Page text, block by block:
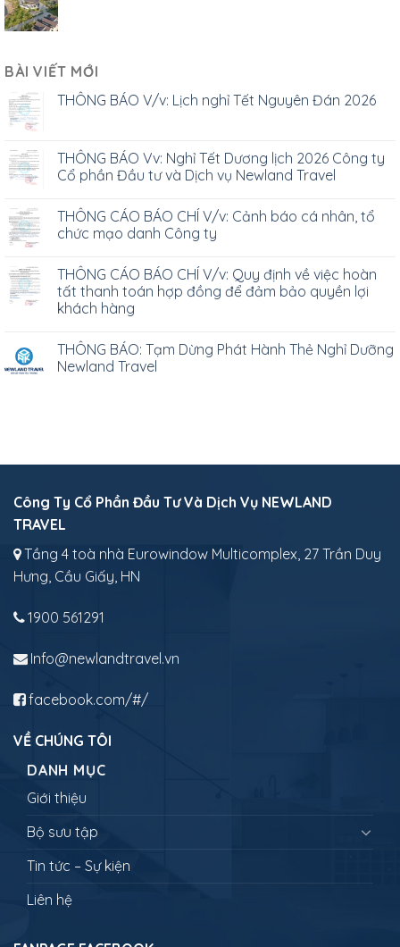
BÀI VIẾT MỚI
THÔNG BÁO V/v: Lịch nghỉ Tết Nguyên Đán 2026
THÔNG BÁO Vv: Nghỉ Tết Dương lịch 2026 Công ty
Cổ phần Đầu tư và Dịch vụ Newland Travel
THÔNG CÁO BÁO CHÍ V/v: Cảnh báo cá nhân, tổ
chức mạo danh Công ty
THÔNG CÁO BÁO CHÍ V/v: Quy định về việc hoàn
tất thanh toán hợp đồng để đảm bảo quyền lợi
khách hàng
THÔNG BÁO: Tạm Dừng Phát Hành Thẻ Nghỉ Dưỡng
Newland Travel
Công Ty Cổ Phần Đầu Tư Và Dịch Vụ NEWLAND
TRAVEL
Tầng 4 toà nhà Eurowindow Multicomplex, 27 Trần Duy
Hưng, Cầu Giấy, HN
1900 561291
Info@newlandtravel.vn
facebook.com/#/
VỀ CHÚNG TÔI
DANH MỤC
Giới thiệu
Bộ sưu tập
Tin tức – Sự kiện
Liên hệ